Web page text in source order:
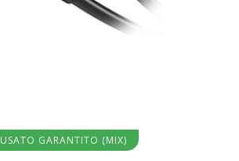
Aggiungi al carrello
USATO GARANTITO (MIX)